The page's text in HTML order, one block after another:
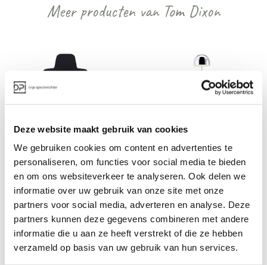
Deze website maakt gebruik van cookies
We gebruiken cookies om content en advertenties te
personaliseren, om functies voor social media te bieden
en om ons websiteverkeer te analyseren. Ook delen we
informatie over uw gebruik van onze site met onze
partners voor social media, adverteren en analyse. Deze
partners kunnen deze gegevens combineren met andere
informatie die u aan ze heeft verstrekt of die ze hebben
verzameld op basis van uw gebruik van hun services.
Meer producten van Tom Dixon
Tom Dixon Scoop
Chair Stoel
Vanaf €€€
Tom Dixon Bell
Bekijk alles van Tom Dixon